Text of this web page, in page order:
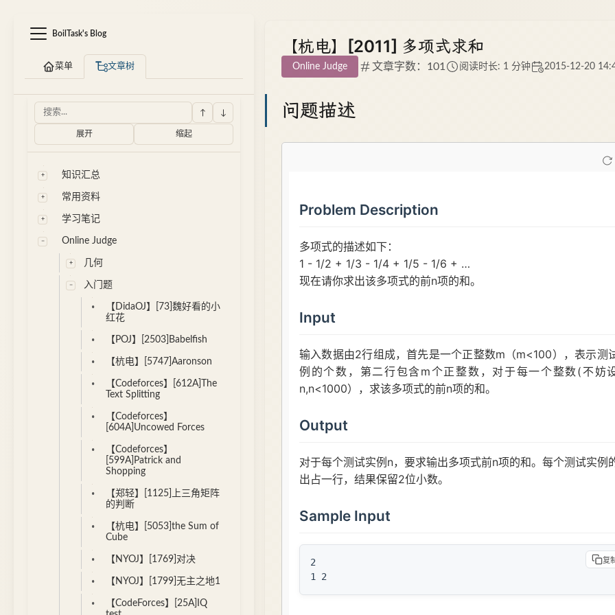
BoilTask's Blog
菜单 文章树
↑ ↓
展开 缩起
知识汇总
常用资料
学习笔记
Online Judge
几何
入门题
【DidaOJ】[73]魏好看的小
红花
【POJ】[2503]Babelfish
【杭电】[5747]Aaronson
【Codeforces】[612A]The
Text Splitting
【Codeforces】
[604A]Uncowed Forces
【Codeforces】
[599A]Patrick and
Shopping
【郑轻】[1125]上三角矩阵
的判断
【杭电】[5053]the Sum of
Cube
【NYOJ】[1769]对决
【NYOJ】[1799]无主之地1
【CodeForces】[25A]IQ
【杭电】[2011] 多项式求和
Online Judge 文章字数：101 阅读时长: 1 分钟 2015-12-20
问题描述